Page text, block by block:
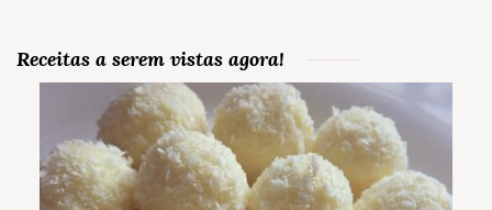
Receitas a serem vistas agora!